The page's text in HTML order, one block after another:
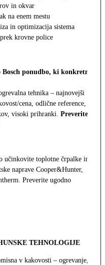
in okvar
na enem mestu
in optimizacija sistema
krovne police
ponudbo, ki konkretno
tehnika – najnovejši
cena, odlične reference,
visoki prihranki. Preverite
učinkovite toplotne črpalke in
naprave Cooper&Hunter,
Preverite ugodno
TEHNOLOGIJE
v kakovosti – ogrevanje,